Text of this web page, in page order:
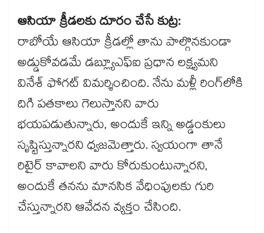
ఆసియా క్రీడలకు దూరం చేసే కుట్ర:
రాబోయే ఆసియా క్రీడల్లో తాను పాల్గొనకుండా
అడ్డుకోవడమే డబ్ల్యూఎఫ్ఐ ప్రధాన లక్ష్యమని
వినేశ్ ఫోగట్ విమర్శించింది. నేను మళ్లీ రింగ్‌లోకి
దిగి పతకాలు గెలుస్తానని వారు
భయపడుతున్నారు, అందుకే ఇన్ని అడ్డంకులు
సృష్టిస్తున్నారని ధ్వజమెత్తారు. స్వయంగా తానే
రిటైర్ కావాలని వారు కోరుకుంటున్నారని,
అందుకే తనను మానసిక వేధింపులకు గురి
చేస్తున్నారని ఆవేదన వ్యక్తం చేసింది.